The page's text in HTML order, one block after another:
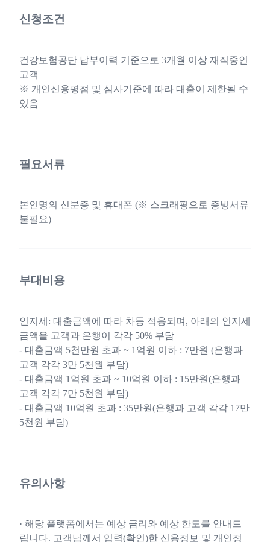
신청조건
건강보험공단 납부이력 기준으로 3개월 이상 재직중인
고객
※ 개인신용평점 및 심사기준에 따라 대출이 제한될 수
있음
필요서류
본인명의 신분증 및 휴대폰 (※ 스크래핑으로 증빙서류
불필요)
부대비용
인지세: 대출금액에 따라 차등 적용되며, 아래의 인지세
금액을 고객과 은행이 각각 50% 부담
- 대출금액 5천만원 초과 ~ 1억원 이하 : 7만원 (은행과
고객 각각 3만 5천원 부담)
- 대출금액 1억원 초과 ~ 10억원 이하 : 15만원(은행과
고객 각각 7만 5천원 부담)
- 대출금액 10억원 초과 : 35만원(은행과 고객 각각 17만
5천원 부담)
유의사항
· 해당 플랫폼에서는 예상 금리와 예상 한도를 안내드
립니다. 고객님께서 입력(확인)한 신용정보 및 개인정